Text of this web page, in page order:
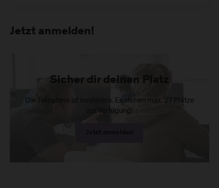
Jetzt anmelden!
Sicher dir deinen Platz
Die Teilnahme ist kostenlos. Es stehen max. 27 Plätze
zur Verfügung!